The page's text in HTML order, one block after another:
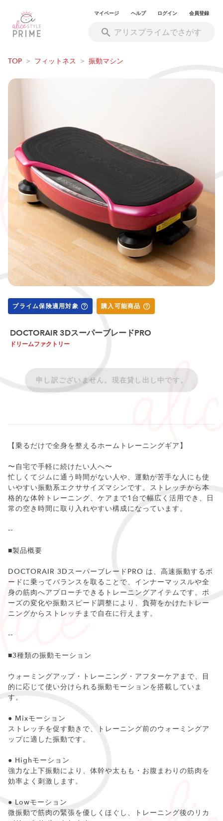
マイページ ヘルプ ログイン 会員登録
TOP > フィットネス > 振動マシン
プライム保険適用対象 購入可能商品
DOCTORAIR 3DスーパーブレードPRO
ドリームファクトリー
申し訳ございません。現在貸し出し中です。
【乗るだけで全身を整えるホームトレーニングギア】
〜自宅で手軽に続けたい人へ〜
忙しくてジムに通う時間がない人や、運動が苦手な人にも使
いやすい振動系エクササイズマシンです。ストレッチから本
格的な体幹トレーニング、ケアまで1台で幅広く活用でき、日
常の空き時間に取り入れやすい構成になっています。
--
■製品概要
DOCTORAIR 3DスーパーブレードPRO は、高速振動するボ
ードに乗ってバランスを取ることで、インナーマッスルや全
身の筋肉へアプローチできるトレーニングアイテムです。ポ
ーズの変化や振動スピード調整により、負荷をかけたトレー
ニングからストレッチまで自在に行えます。
--
■3種類の振動モーション
ウォーミングアップ・トレーニング・アフターケアまで、目
的に応じて使い分けられる振動モーションを搭載していま
す。
● Mixモーション
ストレッチを促す動きで、トレーニング前のウォーミングア
ップに適した振動です。
● Highモーション
強力な上下振動により、体幹や太もも・お腹まわりの筋肉を
効率よく刺激します。
● Lowモーション
微振動で筋肉の緊張を優しくほぐし、トレーニング後のリカ